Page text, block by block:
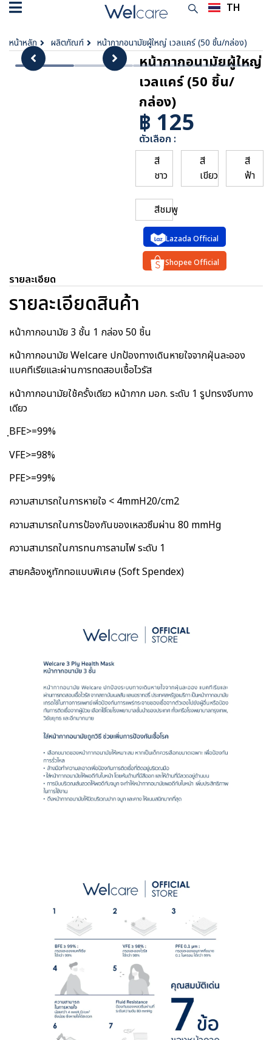
TH
EN
หน้าหลัก ผลิตภัณฑ์ หน้ากากอนามัยผู้ใหญ่ เวลแคร์ (50 ชิ้น/กล่อง)
หน้ากากอนามัยผู้ใหญ่
เวลแคร์ (50 ชิ้น/
กล่อง)
฿ 125
ตัวเลือก :
สี
ชาว
สี
เขียว
สี
ฟ้า
สีชมพู
Lazada Official
Shopee Official
รายละเอียด
รายละเอียดสินค้า
หน้ากากอนามัย 3 ชั้น 1 กล่อง 50 ชิ้น
หน้ากากอนามัย Welcare ปกป้องทางเดินหายใจจากฝุ่นละออง
แบคทีเรียและผ่านการทดสอบเชื้อไวรัส
หน้ากากอนามัยใช้ครั้งเดียว หน้ากาก มอก. ระดับ 1 รูปทรงจีบทาง
เดียว
ฺBFE>=99%
VFE>=98%
PFE>=99%
ความสามารถในการหายใจ < 4mmH20/cm2
ความสามารถในการป้องกันของเหลวซึมผ่าน 80 mmHg
ความสามารถในการทนการลามไฟ ระดับ 1
สายคล้องหูทักทอแบบพิเศษ (Soft Spendex)